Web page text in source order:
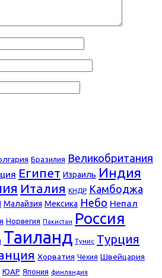
Бразилия Великобритания
Египет Израиль Индия
Италия КНДР Камбоджа
Малайзия Мексика Небо Непал
Норвегия Пакистан Россия
Таиланд Тунис Турция
Хорватия Чехия Швейцария
ЮАР Япония финляндия